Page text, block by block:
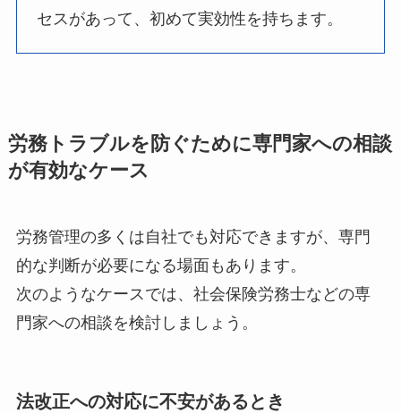
セスがあって、初めて実効性を持ちます。
労務トラブルを防ぐために専門家への相談
が有効なケース
労務管理の多くは自社でも対応できますが、専門
的な判断が必要になる場面もあります。
次のようなケースでは、社会保険労務士などの専
門家への相談を検討しましょう。
法改正への対応に不安があるとき